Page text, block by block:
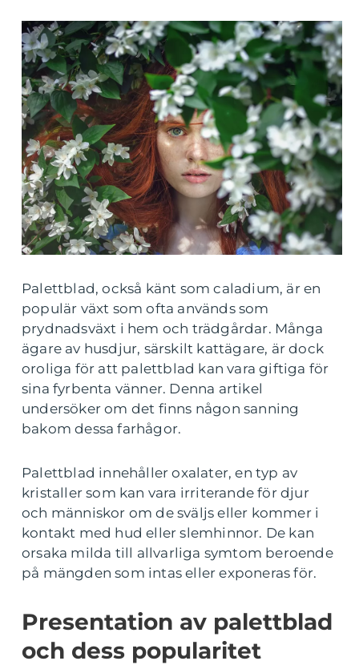
Palettblad, också känt som caladium, är en
populär växt som ofta används som
prydnadsväxt i hem och trädgårdar. Många
ägare av husdjur, särskilt kattägare, är dock
oroliga för att palettblad kan vara giftiga för
sina fyrbenta vänner. Denna artikel
undersöker om det finns någon sanning
bakom dessa farhågor.
Palettblad innehåller oxalater, en typ av
kristaller som kan vara irriterande för djur
och människor om de sväljs eller kommer i
kontakt med hud eller slemhinnor. De kan
orsaka milda till allvarliga symtom beroende
på mängden som intas eller exponeras för.
Presentation av palettblad
och dess popularitet